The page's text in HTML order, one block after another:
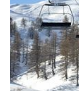
continuera
d’exercer
sur
leur
lég...
le
Conseil
d’Etat
ne
suspend
pas